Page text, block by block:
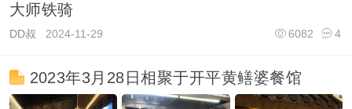
大师铁骑
DD叔 2024-11-29 4
6082
2023年3月28日相聚于开平黄鳝婆餐馆